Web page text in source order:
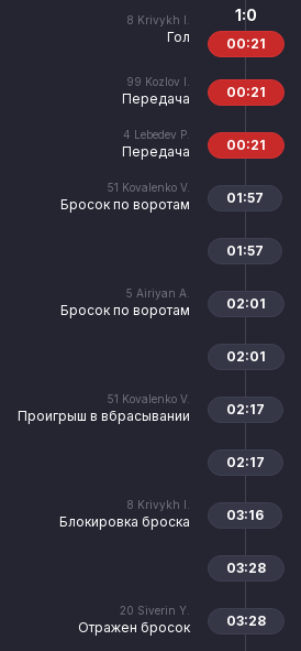
8 Krivykh I.
Гол
1:0
00:21
99 Kozlov I.
Передача 00:21
4 Lebedev P.
Передача 00:21
51 Kovalenko V.
Бросок по воротам 01:57
01:57
5 Airiyan A.
Бросок по воротам 02:01
02:01
51 Kovalenko V.
Проигрыш в вбрасывании 02:17
02:17
8 Krivykh I.
Блокировка броска 03:16
03:28
20 Siverin Y.
Отражен бросок 03:28